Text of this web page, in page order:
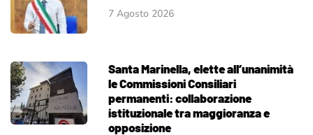
7 Agosto 2026
Santa Marinella, elette all’unanimità
le Commissioni Consiliari
permanenti: collaborazione
istituzionale tra maggioranza e
opposizione